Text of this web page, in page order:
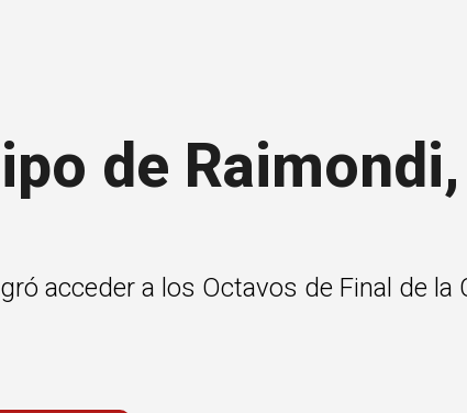
de
acceder a los Octavos de Final de la